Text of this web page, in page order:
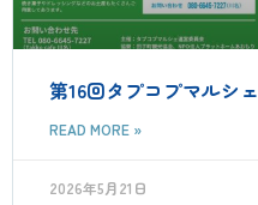
第16回タプコプマルシェ
READ MORE »
2026年5月21日